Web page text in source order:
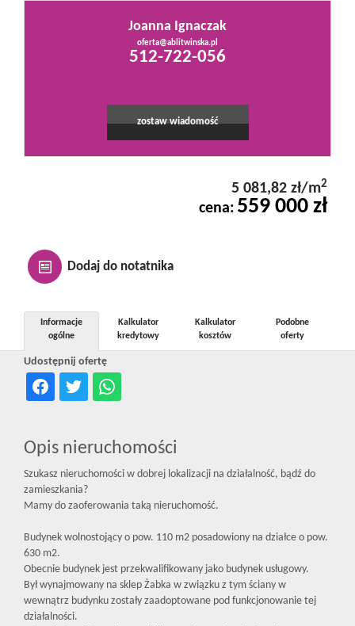
Kontakt
dla
Joanna Ignaczak
oferta@ablitwinska.pl
512-722-056
zostaw wiadomość
5 081,82 zł/m2
cena: 559 000 zł
Dodaj do notatnika
Udostępnij ofertę
Informacje
ogólne
Kalkulator
kredytowy
Kalkulator
kosztów
Podobne
oferty
Opis nieruchomości
Szukasz nieruchomości w dobrej lokalizacji na działalność, bądź do
zamieszkania?
Mamy do zaoferowania taką nieruchomość.
Budynek wolnostojący o pow. 110 m2 posadowiony na działce o pow.
630 m2.
Obecnie budynek jest przekwalifikowany jako budynek usługowy.
Był wynajmowany na sklep Żabka w związku z tym ściany w
wewnątrz budynku zostały zaadoptowane pod funkcjonowanie tej
działalności.